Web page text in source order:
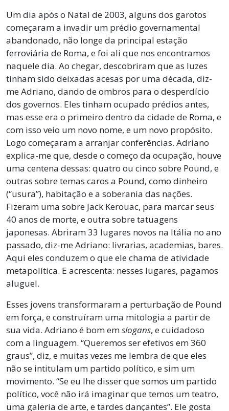
Um dia após o Natal de 2003, alguns dos garotos
começaram a invadir um prédio governamental
abandonado, não longe da principal estação
ferroviária de Roma, e foi ali que nos encontramos
naquele dia. Ao chegar, descobriram que as luzes
tinham sido deixadas acesas por uma década, diz-
me Adriano, dando de ombros para o desperdício
dos governos. Eles tinham ocupado prédios antes,
mas esse era o primeiro dentro da cidade de Roma, e
com isso veio um novo nome, e um novo propósito.
Logo começaram a arranjar conferências. Adriano
explica-me que, desde o começo da ocupação, houve
uma centena dessas: quatro ou cinco sobre Pound, e
outras sobre temas caros a Pound, como dinheiro
(“usura”), habitação e a soberania das nações.
Fizeram uma sobre Jack Kerouac, para marcar seus
40 anos de morte, e outra sobre tatuagens
japonesas. Abriram 33 lugares novos na Itália no ano
passado, diz-me Adriano: livrarias, academias, bares.
Aqui eles conduzem o que ele chama de atividade
metapolítica. E acrescenta: nesses lugares, pagamos
aluguel.
Esses jovens transformaram a perturbação de Pound
em força, e construíram uma mitologia a partir de
sua vida. Adriano é bom emslogans, e cuidadoso
com a linguagem. “Queremos ser efetivos em 360
graus”, diz, e muitas vezes me lembra de que eles
não se intitulam um partido político, e sim um
movimento. “Se eu lhe disser que somos um partido
político, você não irá imaginar que temos um teatro,
uma galeria de arte, e tardes dançantes”. Ele gosta